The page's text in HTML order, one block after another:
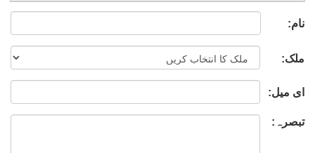
نام:
ملک:
ای میل:
تبصرہ: